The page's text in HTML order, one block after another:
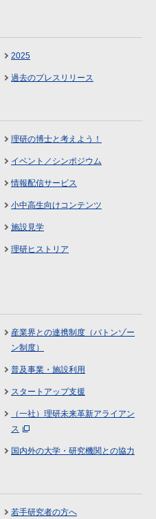
2025
過去のプレスリリース
理研の博士と考えよう！
イベント／シンポジウム
情報配信サービス
小中高生向けコンテンツ
施設見学
理研ヒストリア
産業界との連携制度（バトンゾー
ン制度）
普及事業・施設利用
スタートアップ支援
（一社）理研未来革新アライアン
ス
国内外の大学・研究機関との協力
若手研究者の方へ